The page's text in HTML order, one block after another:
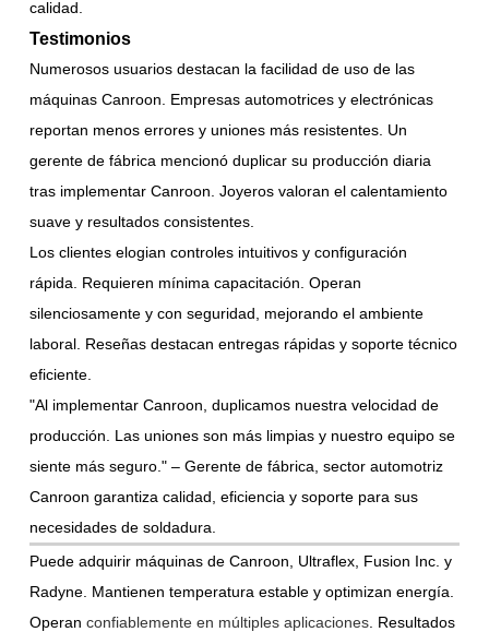
calidad.
Testimonios
Numerosos usuarios destacan la facilidad de uso de las
máquinas Canroon. Empresas automotrices y electrónicas
reportan menos errores y uniones más resistentes. Un
gerente de fábrica mencionó duplicar su producción diaria
tras implementar Canroon. Joyeros valoran el calentamiento
suave y resultados consistentes.
Los clientes elogian controles intuitivos y configuración
rápida. Requieren mínima capacitación. Operan
silenciosamente y con seguridad, mejorando el ambiente
laboral. Reseñas destacan entregas rápidas y soporte técnico
eficiente.
"Al implementar Canroon, duplicamos nuestra velocidad de
producción. Las uniones son más limpias y nuestro equipo se
siente más seguro." – Gerente de fábrica, sector automotriz
Canroon garantiza calidad, eficiencia y soporte para sus
necesidades de soldadura.
Puede adquirir máquinas de Canroon, Ultraflex, Fusion Inc. y
Radyne. Mantienen temperatura estable y optimizan energía.
Operanconfiablemente en múltiples aplicaciones . Resultados